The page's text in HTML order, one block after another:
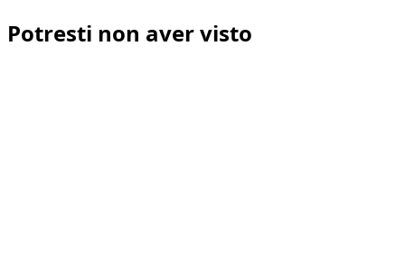
Potresti non aver visto